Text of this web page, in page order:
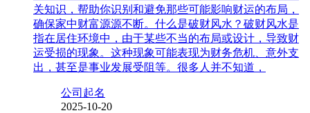
关知识，帮助你识别和避免那些可能影响财运的布局，
确保家中财富源源不断。什么是破财风水？破财风水是
指在居住环境中，由于某些不当的布局或设计，导致财
运受损的现象。这种现象可能表现为财务危机、意外支
出，甚至是事业发展受阻等。很多人并不知道，
公司起名
2025-10-20